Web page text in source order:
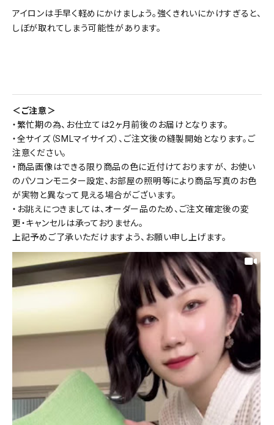
アイロンは手早く軽めにかけましょう。強くきれいにかけすぎると、
しぼが取れてしまう可能性があります。
＜ご注意＞
・繁忙期の為、お仕立ては2ヶ月前後のお届けとなります。
・全サイズ（SMLマイサイズ）、ご注文後の縫製開始となります。ご
注意ください。
・商品画像はできる限り商品の色に近付けておりますが、 お使い
のパソコンモニター設定、お部屋の照明等により商品写真のお色
が実物と異なって見える場合がございます。
・お誂えにつきましては、オーダー品のため、ご注文確定後の変
更・キャンセルは承っておりません。
上記予めご了承いただけますよう、お願い申し上げます。